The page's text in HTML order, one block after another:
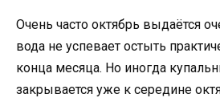
Очень часто октябрь выдаётся
вода не успевает остыть
конца месяца. Но иногда
закрывается уже к середине